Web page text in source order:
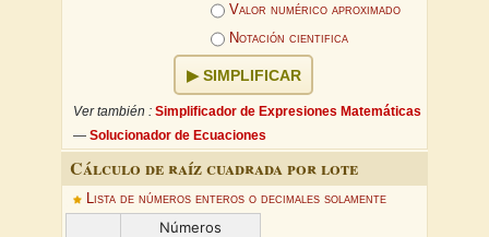
Valor numérico aproximado
Notación cientifica
SIMPLIFICAR
Ver también : Simplificador de Expresiones Matemáticas
—Solucionador de Ecuaciones
Cálculo de raíz cuadrada por lote
Lista de números enteros o decimales solamente
Números